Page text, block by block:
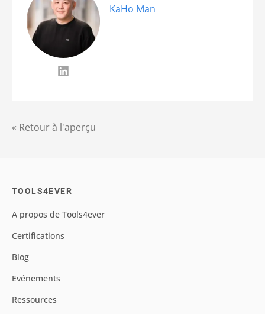
« Retour à l'aperçu
KaHo Man
TOOLS4EVER
A propos de Tools4ever
Certifications
Blog
Evénements
Ressources